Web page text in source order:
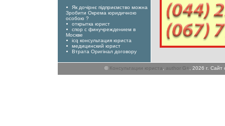
Як дочірнє підприємство можна
Зробити Окрема юридичною
особою ?
открытка юрист
спор с финучреждением в
Москве
icq консультация юриста
медицинский юрист
Втрата Оригінал договору
© Консультации юриста author G+ , 2026 г.